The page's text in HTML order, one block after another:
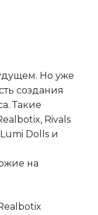
Но уже
создания
Такие
Rivals
Dolls и
на